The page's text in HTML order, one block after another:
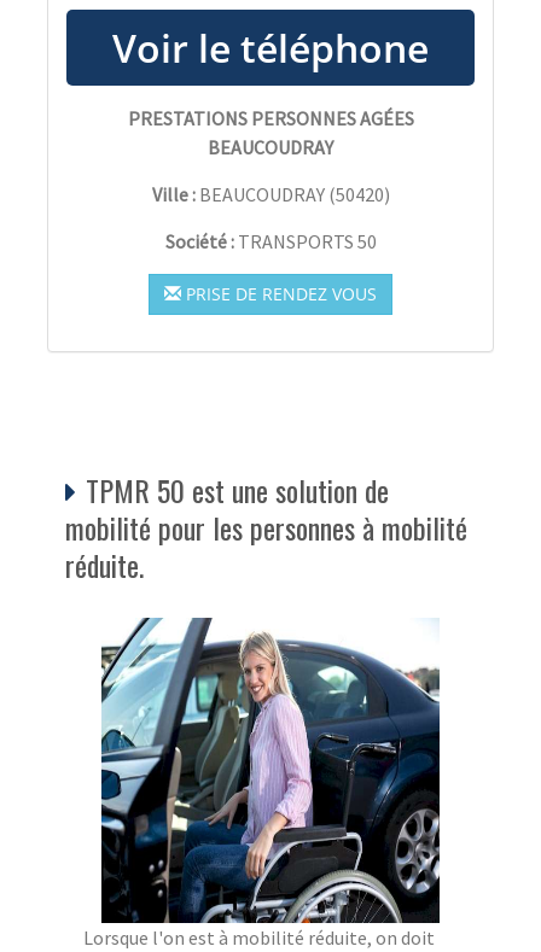
PRESTATIONS PERSONNES AGÉES
BEAUCOUDRAY
Ville : BEAUCOUDRAY(50420)
Société : TRANSPORTS 50
PRISE DE RENDEZ VOUS
TPMR 50 est une solution de
mobilité pour les personnes à mobilité
réduite.
Lorsque l'on est à mobilité réduite, on doit